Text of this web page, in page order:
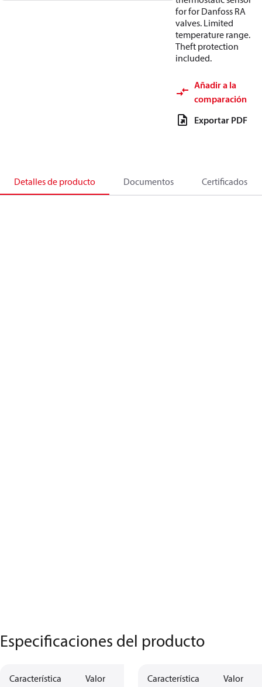
for for Danfoss RA
valves. Limited
temperature range.
Theft protection
included.
Añadir a la
comparación
Exportar PDF
Detalles de producto Documentos Certificados
Especificaciones del producto
Característica Valor Característica Valor